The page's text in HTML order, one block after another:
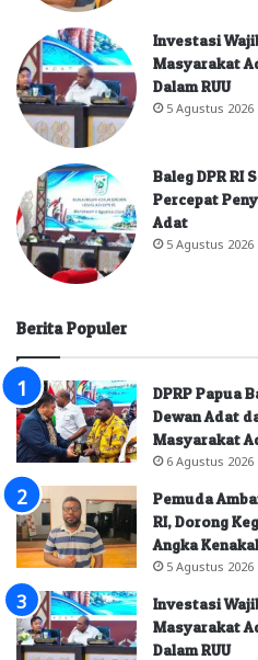
Investasi
Masyarakat
Dalam RUU
5 Agustus 2026
Baleg DPR RI
Percepat
Adat
5 Agustus 2026
Berita Populer
DPRP Papua
Dewan Adat
Masyarakat
6 Agustus 2026
Pemuda
RI, Dorong
Angka
5 Agustus 2026
Investasi
Masyarakat
Dalam RUU